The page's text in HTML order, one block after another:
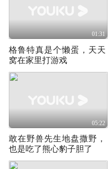
01:31
格鲁特真是个懒蛋，天天
窝在家里打游戏
05:22
敢在野兽先生地盘撒野，
也是吃了熊心豹子胆了